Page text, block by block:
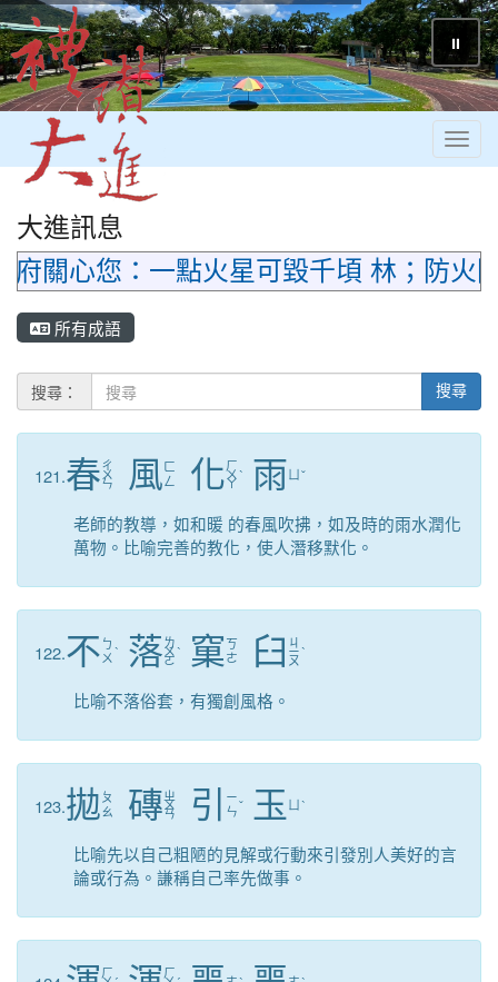
⏸
大進訊息
關心您：一點火星可毀千頃 林；防火防
所有成語
搜尋： 搜尋
121.春ㄔ
ㄨ
ㄣ 風 ㄈ
ㄥ
化ㄏ
ㄨ
ㄚ
ˋ 雨 ˇ
老師的教導，如和暖 的春風吹拂，如及時的雨水潤化
萬物。比喻完善的教化，使人潛移默化。
122.不 ㄅ
ㄨ ˋ 落ㄌ
ㄨ
ㄛ
ˋ 窠 ㄎ
ㄜ
臼 ㄐ
ㄧ
ㄡ
ˋ
比喻不落俗套，有獨創風格。
123.拋 ㄆ
ㄠ
磚ㄓ
ㄨ
ㄢ 引
ㄧ
ㄣˇ 玉 ˋ
比喻先以自己粗陋的見解或行動來引發別人美好的言
論或行為。謙稱自己率先做事。
ㄏ ㄏ